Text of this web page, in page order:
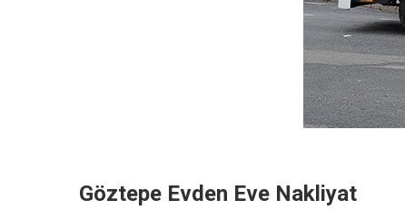
Göztepe Evden Eve Nakliyat